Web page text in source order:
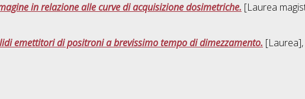
in relazione alle curve di acquisizione dosimetriche. [Laurea
emettitori di positroni a brevissimo tempo di dimezzamento.